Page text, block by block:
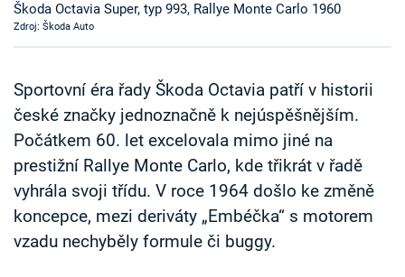
Sledujte nás
Škoda Octavia Super, typ 993, Rallye Monte Carlo 1960
Zdroj: Škoda Auto
Sportovní éra řady Škoda Octavia patří v historii
české značky jednoznačně k nejúspěšnějším.
Počátkem 60. let excelovala mimo jiné na
prestižní Rallye Monte Carlo, kde třikrát v řadě
vyhrála svoji třídu. V roce 1964 došlo ke změně
koncepce, mezi deriváty „Embéčka“ s motorem
vzadu nechyběly formule či buggy.